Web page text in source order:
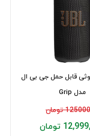
قابل حمل جی بی ال
مدل Grip
تومان
تومان